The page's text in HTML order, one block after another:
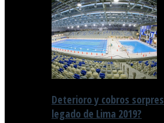
Deterioro y cobros
legado de Lima 2019?